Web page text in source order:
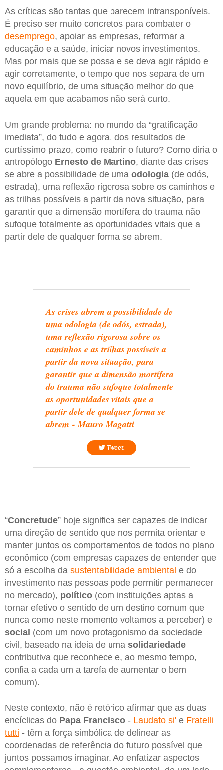
As críticas são tantas que parecem intransponíveis.
É preciso ser muito concretos para combater o
desemprego, apoiar as empresas, reformar a
educação e a saúde, iniciar novos investimentos.
Mas por mais que se possa e se deva agir rápido e
agir corretamente, o tempo que nos separa de um
novo equilíbrio, de uma situação melhor do que
aquela em que acabamos não será curto.
Um grande problema: no mundo da “gratificação
imediata”, do tudo e agora, dos resultados de
curtíssimo prazo, como reabrir o futuro? Como diria o
antropólogo Ernesto de Martino, diante das crises
se abre a possibilidade de uma odologia (de odós,
estrada), uma reflexão rigorosa sobre os caminhos e
as trilhas possíveis a partir da nova situação, para
garantir que a dimensão mortífera do trauma não
sufoque totalmente as oportunidades vitais que a
partir dele de qualquer forma se abrem.
As crises abrem a possibilidade de
uma odologia (de odós, estrada),
uma reflexão rigorosa sobre os
caminhos e as trilhas possíveis a
partir da nova situação, para
garantir que a dimensão mortífera
do trauma não sufoque totalmente
as oportunidades vitais que a
partir dele de qualquer forma se
abrem - Mauro Magatti
Tweet.
“Concretude” hoje significa ser capazes de indicar
uma direção de sentido que nos permita orientar e
manter juntos os comportamentos de todos no plano
econômico (com empresas capazes de entender que
só a escolha da sustentabilidade ambiental e do
investimento nas pessoas pode permitir permanecer
no mercado), político (com instituições aptas a
tornar efetivo o sentido de um destino comum que
nunca como neste momento voltamos a perceber) e
social (com um novo protagonismo da sociedade
civil, baseado na ideia de uma solidariedade
contributiva que reconhece e, ao mesmo tempo,
confia a cada um a tarefa de aumentar o bem
comum).
Neste contexto, não é retórico afirmar que as duas
encíclicas do Papa Francisco - Laudato si' e Fratelli
tutti - têm a força simbólica de delinear as
coordenadas de referência do futuro possível que
juntos possamos imaginar. Ao enfatizar aspectos